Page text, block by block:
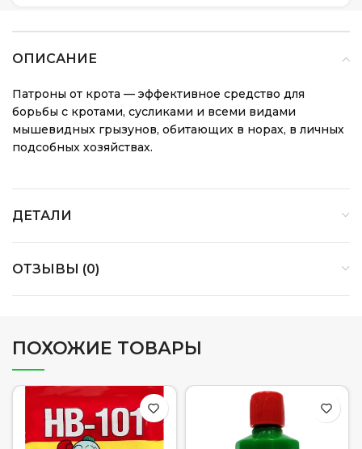
ОПИСАНИЕ
Патроны от крота — эффективное средство для
борьбы с кротами, сусликами и всеми видами
мышевидных грызунов, обитающих в норах, в личных
подсобных хозяйствах.
ДЕТАЛИ
ОТЗЫВЫ (0)
ПОХОЖИЕ ТОВАРЫ